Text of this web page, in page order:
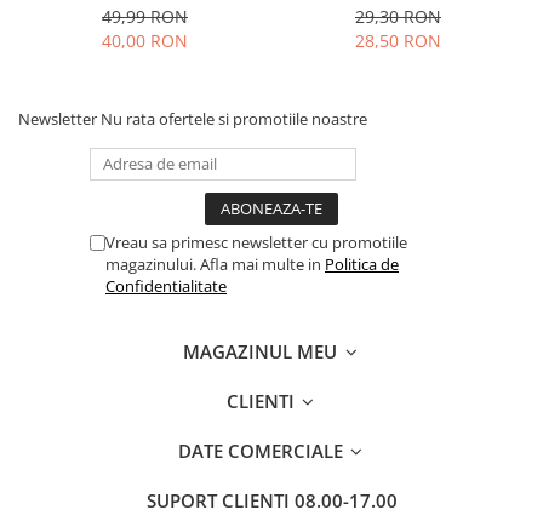
49,99 RON
40,00 RON
29,30 RON
28,50 RON
Newsletter Nu rata ofertele si promotiile noastre
Vreau sa primesc newsletter cu promotiile
magazinului. Afla mai multe in Politica de
Confidentialitate
MAGAZINUL MEU
CLIENTI
DATE COMERCIALE
SUPORT CLIENTI 08.00-17.00